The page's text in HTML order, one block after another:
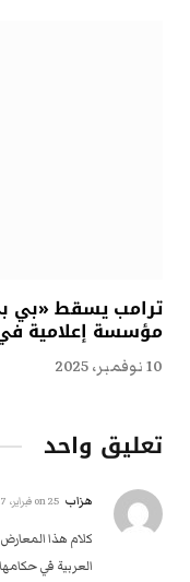
ترامب يسقط «بي
مؤسسة إعلامية
10 نوفمبر، 2025
تعليق واحد
هزاب 25 فبراير، 2017 9:48 م
كلام هذا
العربية في